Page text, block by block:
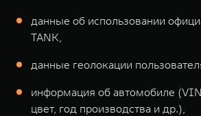
данные об использовании
TANK,
данные геолокации
информация об автомобиле
цвет, год производства и др.),